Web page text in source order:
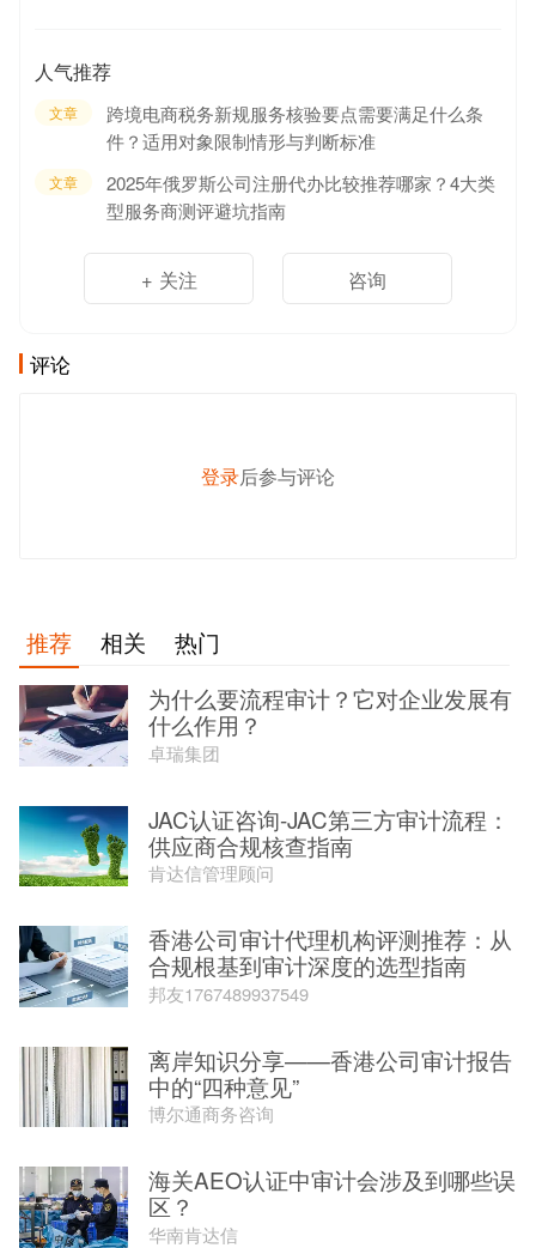
人气推荐
文章
跨境电商税务新规服务核验要点需要满足什么条
件？适用对象限制情形与判断标准
文章
2025年俄罗斯公司注册代办比较推荐哪家？4大类
型服务商测评避坑指南
+ 关注 咨询
评论
登录后参与评论
推荐 相关
热门
为什么要流程审计？它对企业发展有
什么作用？
卓瑞集团
JAC认证咨询-JAC第三方审计流程：
供应商合规核查指南
肯达信管理顾问
香港公司审计代理机构评测推荐：从
合规根基到审计深度的选型指南
邦友1767489937549
离岸知识分享——香港公司审计报告
中的“四种意见”
博尔通商务咨询
海关AEO认证中审计会涉及到哪些误
区？
华南肯达信